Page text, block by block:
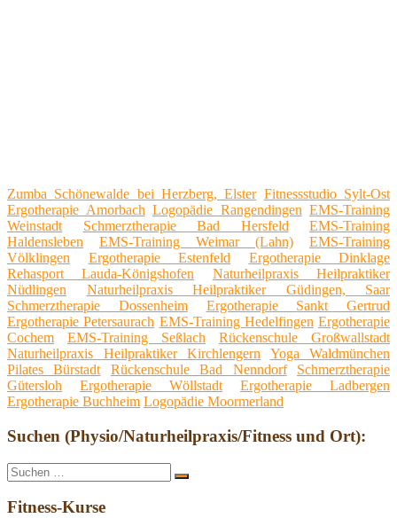
Zumba Schönewalde bei Herzberg, Elster Fitnessstudio Sylt-Ost
Ergotherapie Amorbach Logopädie Rangendingen EMS-Training
Weinstadt
Schmerztherapie Bad Hersfeld
EMS-Training
Haldensleben
EMS-Training Weimar (Lahn)
EMS-Training
Völklingen
Ergotherapie Estenfeld
Ergotherapie Dinklage
Rehasport Lauda-Königshofen
Naturheilpraxis Heilpraktiker
Nüdlingen
Naturheilpraxis Heilpraktiker Güdingen, Saar
Schmerztherapie Dossenheim
Ergotherapie Sankt Gertrud
Ergotherapie Petersaurach EMS-Training Hedelfingen Ergotherapie
Cochem
EMS-Training Seßlach
Rückenschule Großwallstadt
Naturheilpraxis Heilpraktiker Kirchlengern
Yoga Waldmünchen
Pilates Bürstadt
Rückenschule Bad Nenndorf
Schmerztherapie
Gütersloh
Ergotherapie Wöllstadt
Ergotherapie Ladbergen
Ergotherapie Buchheim Logopädie Moormerland
Suchen (Physio/Naturheilpraxis/Fitness und Ort):
Suche
nach:
Suchen
Fitness-Kurse